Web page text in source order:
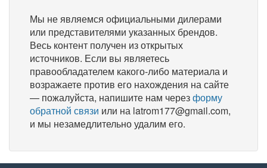
Мы не являемся официальными дилерами
или представителями указанных брендов.
Весь контент получен из открытых
источников. Если вы являетесь
правообладателем какого-либо материала и
возражаете против его нахождения на сайте
— пожалуйста, напишите нам черезформу
обратной связи или на latrom177@gmail.com,
и мы незамедлительно удалим его.